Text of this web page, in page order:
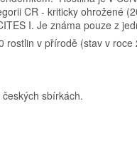
CR - kriticky ohrožené
I. Je známa pouze z
rostlin v přírodě (stav v roce
sbírkách.